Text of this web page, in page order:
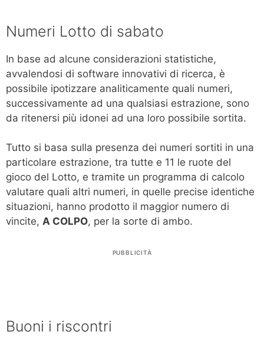
Numeri Lotto di sabato
In base ad alcune considerazioni statistiche,
avvalendosi di software innovativi di ricerca, è
possibile ipotizzare analiticamente quali numeri,
successivamente ad una qualsiasi estrazione, sono
da ritenersi più idonei ad una loro possibile sortita.
Tutto si basa sulla presenza dei numeri sortiti in una
particolare estrazione, tra tutte e 11 le ruote del
gioco del Lotto, e tramite un programma di calcolo
valutare quali altri numeri, in quelle precise identiche
situazioni, hanno prodotto il maggior numero di
vincite, A COLPO, per la sorte di ambo.
PUBBLICITÀ
Buoni i riscontri